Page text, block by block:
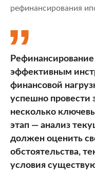
рефинансирования
эффективным
финансовой
успешно провести
несколько
этап — анализ
должен оценить
обстоятельства,
условия